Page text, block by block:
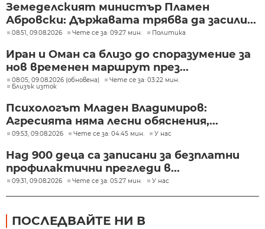
Земеделският министър Пламен
Абровски: Държавата трябва да засили...
08:51, 09.08.2026 Чете се за: 09:27 мин. Политика
Иран и Оман са близо до споразумение за
нов временен маршрут през...
08:05, 09.08.2026 (обновена)
Чете се за: 03:22 мин.
Близък изток
Психологът Младен Владимиров:
Агресията няма лесни обяснения,...
09:53, 09.08.2026 Чете се за: 04:45 мин. У нас
Над 900 деца са записани за безплатни
профилактични прегледи в...
09:31, 09.08.2026 Чете се за: 05:27 мин. У нас
ПОСЛЕДВАЙТЕ НИ В